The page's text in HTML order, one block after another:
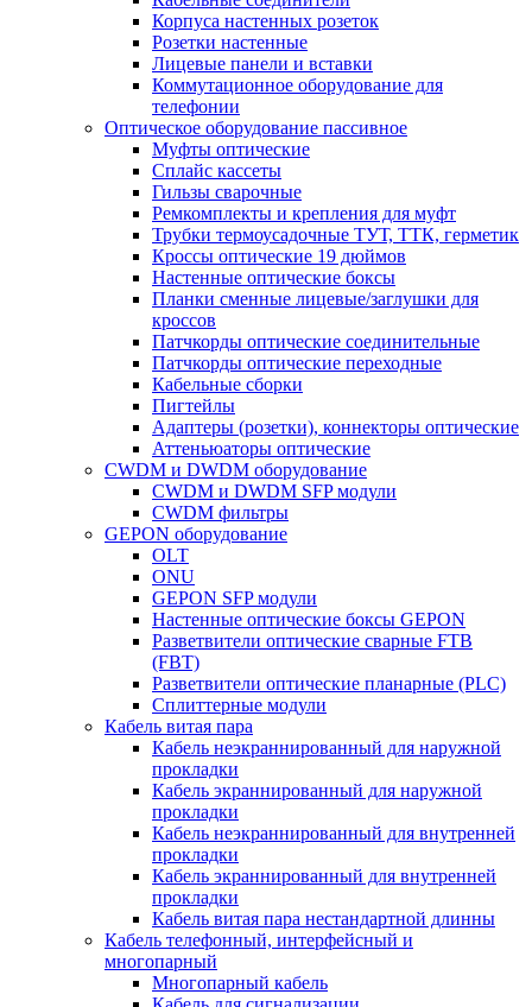
Корпуса настенных розеток
Розетки настенные
Лицевые панели и вставки
Коммутационное оборудование для
телефонии
Оптическое оборудование пассивное
Муфты оптические
Сплайс кассеты
Гильзы сварочные
Ремкомплекты и крепления для муфт
Трубки термоусадочные ТУТ, ТТК, герметик
Кроссы оптические 19 дюймов
Настенные оптические боксы
Планки сменные лицевые/заглушки для
кроссов
Патчкорды оптические соединительные
Патчкорды оптические переходные
Кабельные сборки
Пигтейлы
Адаптеры (розетки), коннекторы оптические
Аттеньюаторы оптические
CWDM и DWDM оборудование
CWDM и DWDM SFP модули
CWDM фильтры
GEPON оборудование
OLT
ONU
GEPON SFP модули
Настенные оптические боксы GEPON
Разветвители оптические сварные FTB
(FBT)
Разветвители оптические планарные (PLC)
Сплиттерные модули
Кабель витая пара
Кабель неэкраннированный для наружной
прокладки
Кабель экраннированный для наружной
прокладки
Кабель неэкраннированный для внутренней
прокладки
Кабель экраннированный для внутренней
прокладки
Кабель витая пара нестандартной длинны
Кабель телефонный, интерфейсный и
многопарный
Многопарный кабель